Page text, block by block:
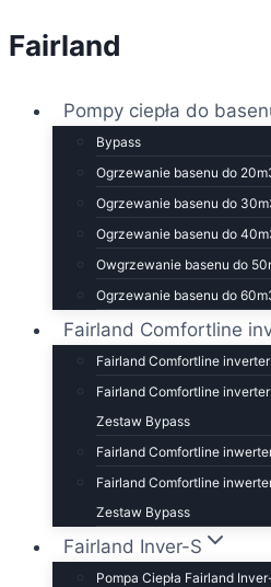
Przejdź
Fairland
Pompy ciepła do
Bypass
Ogrzewanie basenu do
Ogrzewanie basenu do
Ogrzewanie basenu do
Owgrzewanie basenu do
Ogrzewanie basenu do
Fairland Comfortline
Fairland Comfortline
Fairland Comfortline
Zestaw Bypass
Fairland Comfortline
Fairland Comfortline
Zestaw Bypass
Fairland Inver-S
Pompa Ciepła Fairland